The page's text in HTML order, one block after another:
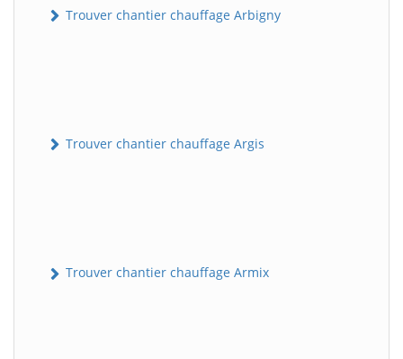
Trouver chantier chauffage Arbigny
Trouver chantier chauffage Argis
Trouver chantier chauffage Armix